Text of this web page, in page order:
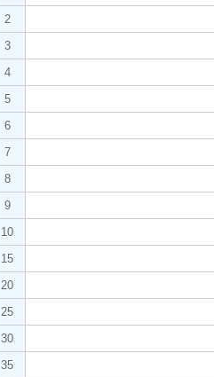
2
3
4
5
6
7
8
9
10
15
20
25
30
35